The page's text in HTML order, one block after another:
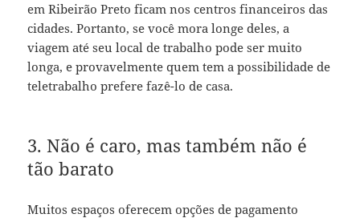
em Ribeirão Preto ficam nos centros financeiros das
cidades. Portanto, se você mora longe deles, a
viagem até seu local de trabalho pode ser muito
longa, e provavelmente quem tem a possibilidade de
teletrabalho prefere fazê-lo de casa.
3. Não é caro, mas também não é
tão barato
Muitos espaços oferecem opções de pagamento